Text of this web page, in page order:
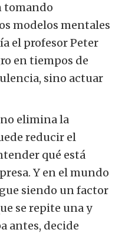
tomando
modelos mentales
el profesor Peter
en tiempos de
sino actuar
elimina la
reducir el
qué está
Y en el mundo
siendo un factor
se repite una y
antes, decide